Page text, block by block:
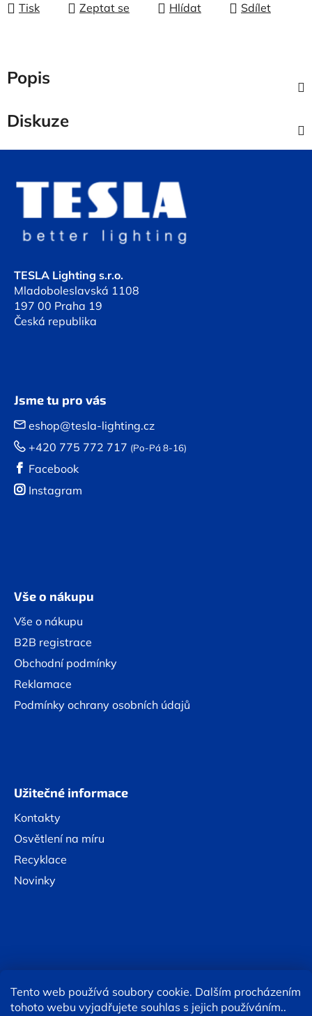
Tento web používá soubory cookie. Dalším procházením
tohoto webu vyjadřujete souhlas s jejich používáním..
Tisk Zeptat se Hlídat Sdílet
Popis
Diskuze
TESLA Lighting s.r.o.
Mladoboleslavská 1108
197 00 Praha 19
Česká republika
Jsme tu pro vás
eshop@tesla-lighting.cz
+420 775 772 717 (Po-Pá 8-16)
Facebook
Instagram
Vše o nákupu
Vše o nákupu
B2B registrace
Obchodní podmínky
Reklamace
Podmínky ochrany osobních údajů
Užitečné informace
Kontakty
Osvětlení na míru
Recyklace
Novinky
Online platby: